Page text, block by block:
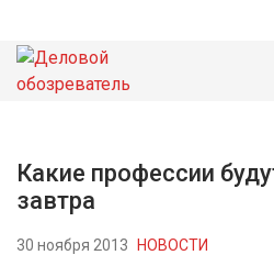
НОВОСТИ
Какие профессии
завтра
30 ноября 2013 НОВОСТИ